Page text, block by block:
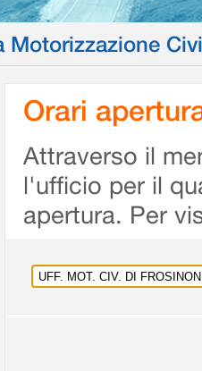
Motorizzazione
Orari
Attraverso il
l'ufficio per il
apertura. Per